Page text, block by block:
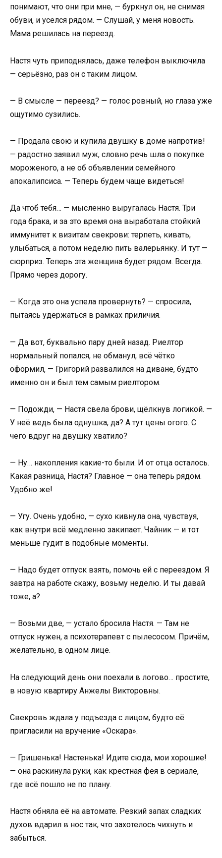
понимают, что они при мне, — буркнул он, не снимая
обуви, и уселся рядом. — Слушай, у меня новость.
Мама решилась на переезд.
Настя чуть приподнялась, даже телефон выключила
— серьёзно, раз он с таким лицом.
— В смысле — переезд? — голос ровный, но глаза уже
ощутимо сузились.
— Продала свою и купила двушку в доме напротив!
— радостно заявил муж, словно речь шла о покупке
мороженого, а не об объявлении семейного
апокалипсиса. — Теперь будем чаще видеться!
Да чтоб тебя… — мысленно выругалась Настя. Три
года брака, и за это время она выработала стойкий
иммунитет к визитам свекрови: терпеть, кивать,
улыбаться, а потом неделю пить валерьянку. И тут —
сюрприз. Теперь эта женщина будет рядом. Всегда.
Прямо через дорогу.
— Когда это она успела провернуть? — спросила,
пытаясь удержаться в рамках приличия.
— Да вот, буквально пару дней назад. Риелтор
нормальный попался, не обманул, всё чётко
оформил, — Григорий развалился на диване, будто
именно он и был тем самым риелтором.
— Подожди, — Настя свела брови, щёлкнув логикой. —
У неё ведь была однушка, да? А тут цены огого. С
чего вдруг на двушку хватило?
— Ну… накопления какие-то были. И от отца осталось.
Какая разница, Настя? Главное — она теперь рядом.
Удобно же!
— Угу. Очень удобно, — сухо кивнула она, чувствуя,
как внутри всё медленно закипает. Чайник — и тот
меньше гудит в подобные моменты.
— Надо будет отпуск взять, помочь ей с переездом. Я
завтра на работе скажу, возьму неделю. И ты давай
тоже, а?
— Возьми две, — устало бросила Настя. — Там не
отпуск нужен, а психотерапевт с пылесосом. Причём,
желательно, в одном лице.
На следующий день они поехали в логово… простите,
в новую квартиру Анжелы Викторовны.
Свекровь ждала у подъезда с лицом, будто её
пригласили на вручение «Оскара».
— Гришенька! Настенька! Идите сюда, мои хорошие!
— она раскинула руки, как крестная фея в сериале,
где всё пошло не по плану.
Настя обняла её на автомате. Резкий запах сладких
духов вдарил в нос так, что захотелось чихнуть и
забыться.